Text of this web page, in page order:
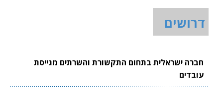
דרושים
חברה ישראלית בתחום התקשורת והשרתים מגייסת
עובדים